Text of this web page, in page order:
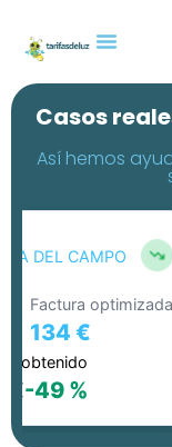
Casos
Así hemos
DEL CAMPO
Factura optimizada
134 €
obtenido
-49 %